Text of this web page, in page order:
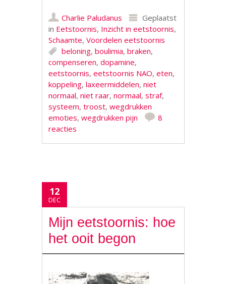
Charlie Paludanus
Geplaatst
in Eetstoornis, Inzicht in eetstoornis,
Schaamte,Voordelen eetstoornis
beloning,boulimia,braken,
compenseren,dopamine,
eetstoornis,eetstoornis NAO,eten,
koppeling,laxeermiddelen,niet
normaal,niet raar,normaal,straf,
systeem,troost,wegdrukken
emoties,wegdrukken pijn
8
reacties
12
DEC
Mijn eetstoornis: hoe
het ooit begon